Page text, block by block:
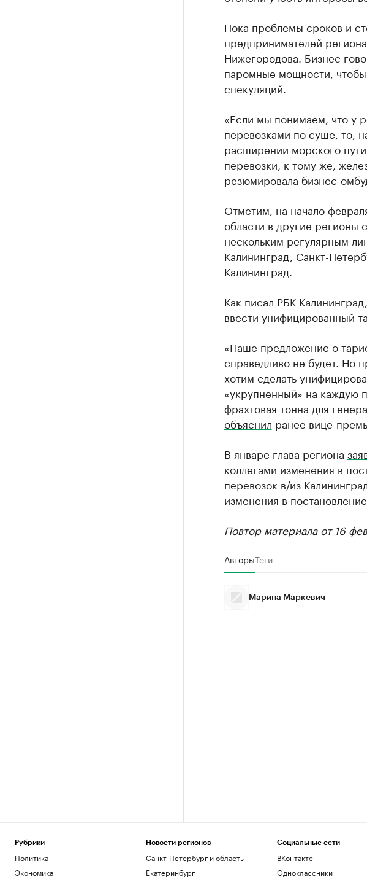
Пока проблемы сроков и
предпринимателей
Нижегородова. Бизнес
паромные мощности,
спекуляций.
«Если мы понимаем, что у
перевозками по суше, то,
расширении морского
перевозки, к тому же,
резюмировала бизнес-
Отметим, на начало
области в другие регионы
нескольким регулярным
Калининград, Санкт-
Калининград.
Как писал РБК
ввести унифицированный
«Наше предложение о
справедливо не будет. Но
хотим сделать
«укрупненный» на каждую
фрахтовая тонна для
объяснил ранее вице-
В январе глава региона
коллегами изменения в
перевозок в/из
изменения в
Повтор материала от 16
АвторыТеги
Марина Маркевич
Рубрики
Политика
Экономика
Новости регионов
Санкт-Петербург и область
Екатеринбург
Социальные сети
ВКонтакте
Одноклассники